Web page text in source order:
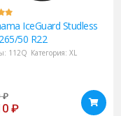
IceGuard Studless
50 R22
112Q Категория: XL
₽
₽